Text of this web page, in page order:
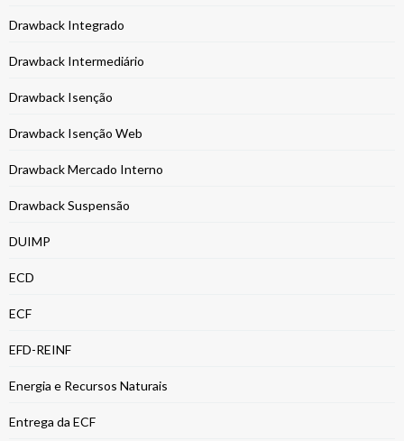
Drawback Integrado
Drawback Intermediário
Drawback Isenção
Drawback Isenção Web
Drawback Mercado Interno
Drawback Suspensão
DUIMP
ECD
ECF
EFD-REINF
Energia e Recursos Naturais
Entrega da ECF